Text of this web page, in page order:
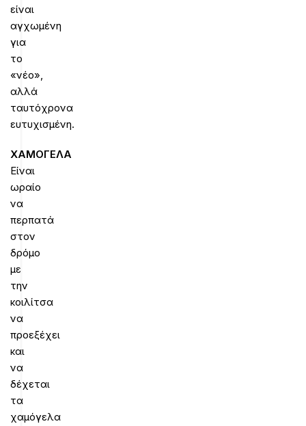
είναι
αγχωμένη
για
το
«νέο»,
αλλά
ταυτόχρονα
ευτυχισμένη.
ΧΑΜΟΓΕΛΑ
Είναι
ωραίο
να
περπατά
στον
δρόμο
με
την
κοιλίτσα
να
προεξέχει
και
να
δέχεται
τα
χαμόγελα